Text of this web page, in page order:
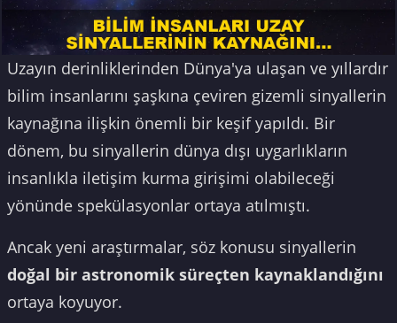
Uzayın derinliklerinden Dünya'ya ulaşan ve yıllardır
bilim insanlarını şaşkına çeviren gizemli sinyallerin
kaynağına ilişkin önemli bir keşif yapıldı. Bir
dönem, bu sinyallerin dünya dışı uygarlıkların
insanlıkla iletişim kurma girişimi olabileceği
yönünde spekülasyonlar ortaya atılmıştı.
Ancak yeni araştırmalar, söz konusu sinyallerin
doğal bir astronomik süreçten kaynaklandığını
ortaya koyuyor.